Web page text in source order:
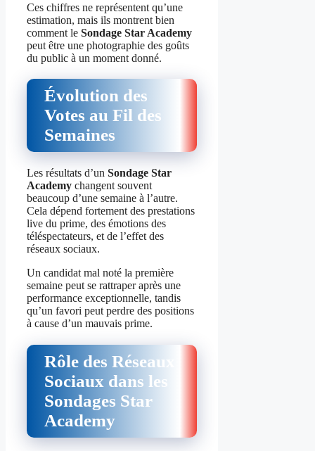
Ces chiffres ne représentent qu’une
estimation, mais ils montrent bien
comment le Sondage Star Academy
peut être une photographie des goûts
du public à un moment donné.
Évolution des
Votes au Fil des
Semaines
Les résultats d’un Sondage Star
Academy changent souvent
beaucoup d’une semaine à l’autre.
Cela dépend fortement des prestations
live du prime, des émotions des
téléspectateurs, et de l’effet des
réseaux sociaux.
Un candidat mal noté la première
semaine peut se rattraper après une
performance exceptionnelle, tandis
qu’un favori peut perdre des positions
à cause d’un mauvais prime.
Rôle des Réseaux
Sociaux dans les
Sondages Star
Academy